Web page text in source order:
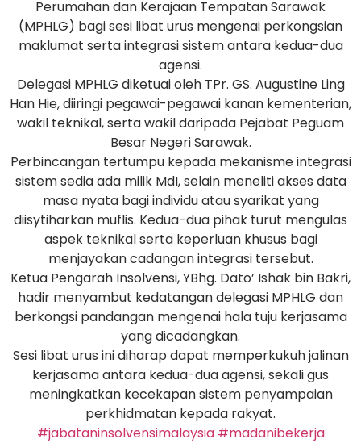
Perumahan dan Kerajaan Tempatan Sarawak
(MPHLG) bagi sesi libat urus mengenai perkongsian
maklumat serta integrasi sistem antara kedua-dua
agensi.
Delegasi MPHLG diketuai oleh TPr. GS. Augustine Ling
Han Hie, diiringi pegawai-pegawai kanan kementerian,
wakil teknikal, serta wakil daripada Pejabat Peguam
Besar Negeri Sarawak.
Perbincangan tertumpu kepada mekanisme integrasi
sistem sedia ada milik MdI, selain meneliti akses data
masa nyata bagi individu atau syarikat yang
diisytiharkan muflis. Kedua-dua pihak turut mengulas
aspek teknikal serta keperluan khusus bagi
menjayakan cadangan integrasi tersebut.
Ketua Pengarah Insolvensi, YBhg. Dato’ Ishak bin Bakri,
hadir menyambut kedatangan delegasi MPHLG dan
berkongsi pandangan mengenai hala tuju kerjasama
yang dicadangkan.
Sesi libat urus ini diharap dapat memperkukuh jalinan
kerjasama antara kedua-dua agensi, sekali gus
meningkatkan kecekapan sistem penyampaian
perkhidmatan kepada rakyat.
#jabataninsolvensimalaysia #madanibekerja